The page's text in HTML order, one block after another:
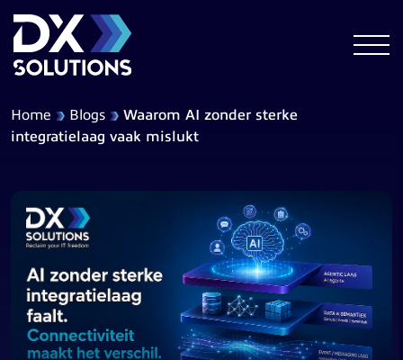
Home Blogs
Waarom AI zonder sterke
integratielaag vaak mislukt